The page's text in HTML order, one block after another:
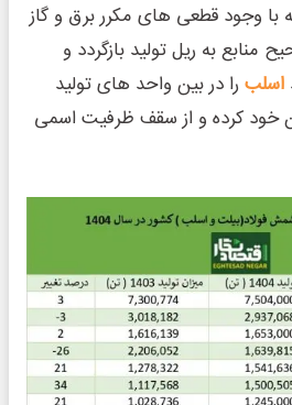
وجود قطعی های مکرر برق و گاز
به ریل تولید بازگردد و
اسلب را در بین واحد های تولید
خود کرده و از سقف ظرفیت اسمی